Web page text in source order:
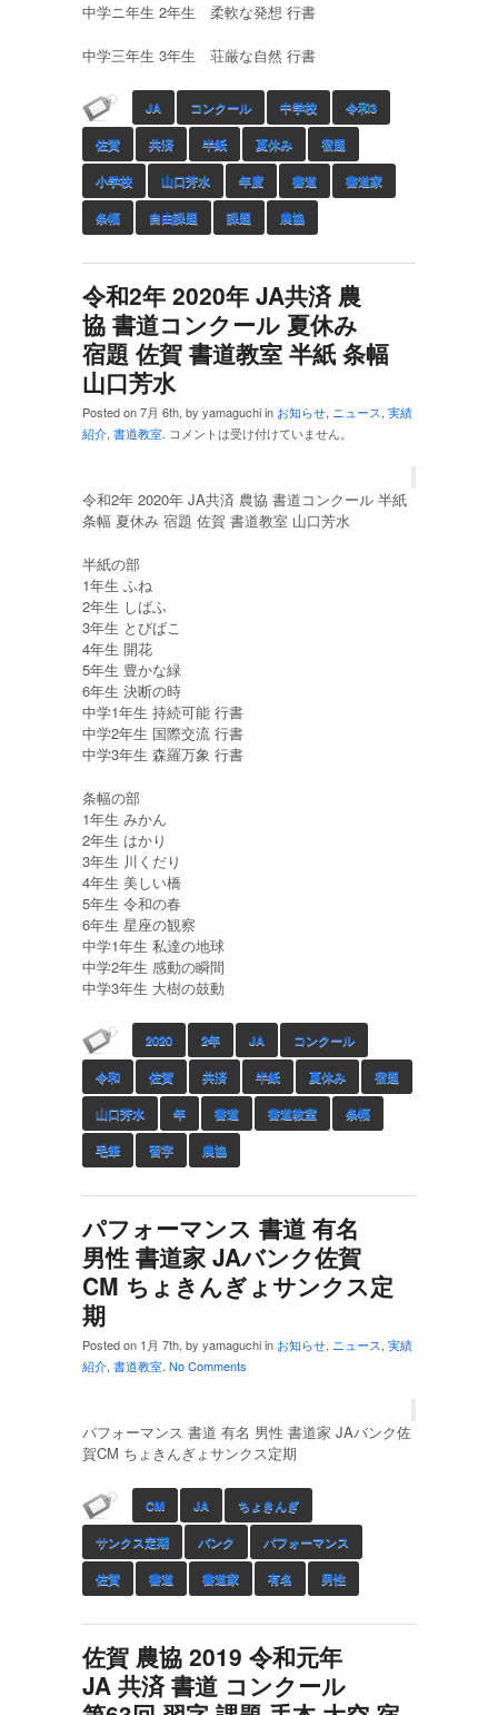
中学ニ年生 2年生 柔軟な発想 行書
中学三年生 3年生 荘厳な自然 行書
JA コンクール 中学校 令和3
佐賀 共済 半紙 夏休み 宿題
小学校 山口芳水 年度 書道 書道家
条幅 自由課題 課題 農協
令和2年 2020年 JA共済 農
協 書道コンクール 夏休み
宿題 佐賀 書道教室 半紙 条幅
山口芳水
Posted on 7月 6th, by yamaguchi in お知らせ, ニュース, 実績
紹介, 書道教室. コメントは受け付けていません。
令和2年 2020年 JA共済 農協 書道コンクール 半紙
条幅 夏休み 宿題 佐賀 書道教室 山口芳水
半紙の部
1年生 ふね
2年生 しばふ
3年生 とびばこ
4年生 開花
5年生 豊かな緑
6年生 決断の時
中学1年生 持続可能 行書
中学2年生 国際交流 行書
中学3年生 森羅万象 行書
条幅の部
1年生 みかん
2年生 はかり
3年生 川くだり
4年生 美しい橋
5年生 令和の春
6年生 星座の観察
中学1年生 私達の地球
中学2年生 感動の瞬間
中学3年生 大樹の鼓動
2020 2年 JA コンクール
令和 佐賀 共済 半紙 夏休み 宿題
山口芳水 年 書道 書道教室 条幅
毛筆 習字 農協
パフォーマンス 書道 有名
男性 書道家 JAバンク佐賀
CM ちょきんぎょサンクス定
期
Posted on 1月 7th, by yamaguchi in お知らせ, ニュース, 実績
紹介, 書道教室. No Comments
パフォーマンス 書道 有名 男性 書道家 JAバンク佐
賀CM ちょきんぎょサンクス定期
CM JA ちょきんぎ
サンクス定期 バンク パフォーマンス
佐賀 書道 書道家 有名 男性
佐賀 農協 2019 令和元年
JA 共済 書道 コンクール